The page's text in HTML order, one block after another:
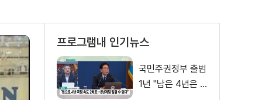
프로그램내 인기뉴스
국민주권정부 출범
1년 "남은 4년은 8